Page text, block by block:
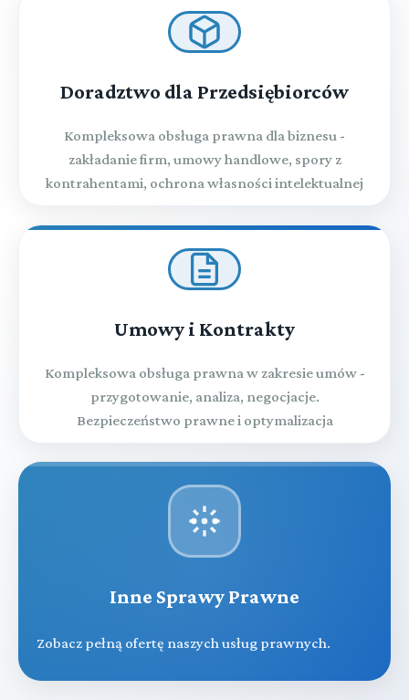
Doradztwo dla Przedsiębiorców
Kompleksowa obsługa prawna dla biznesu -
zakładanie firm, umowy handlowe, spory z
kontrahentami, ochrona własności intelektualnej
Umowy i Kontrakty
Kompleksowa obsługa prawna w zakresie umów -
przygotowanie, analiza, negocjacje.
Bezpieczeństwo prawne i optymalizacja
Inne Sprawy Prawne
Zobacz pełną ofertę naszych usług prawnych.